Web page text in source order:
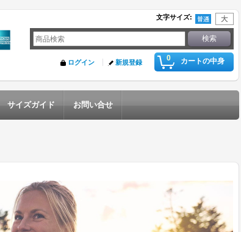
文字サイズ:
0 カートの中身
ログイン 新規登録
サイズガイド お問い合せ